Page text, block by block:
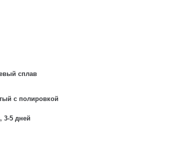
сплав
с полировкой
3-5 дней